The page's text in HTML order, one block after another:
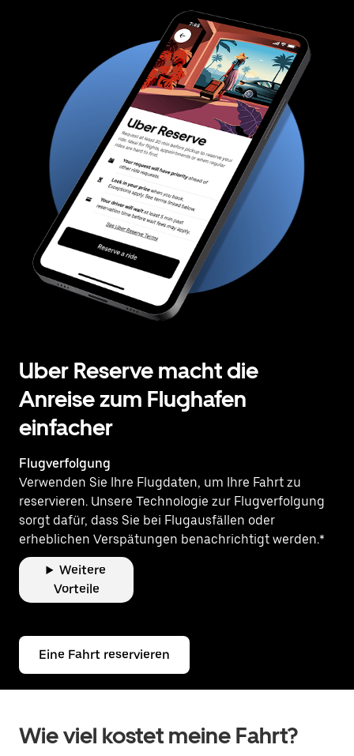
Uber Reserve macht die
Anreise zum Flughafen
einfacher
Flugverfolgung
Verwenden Sie Ihre Flugdaten, um Ihre Fahrt zu
reservieren. Unsere Technologie zur Flugverfolgung
sorgt dafür, dass Sie bei Flugausfällen oder
erheblichen Verspätungen benachrichtigt werden.*
Weitere
Vorteile
Eine Fahrt reservieren
Wie viel kostet meine Fahrt?